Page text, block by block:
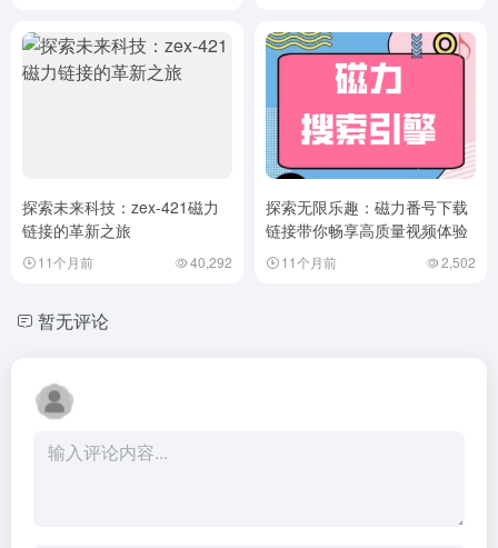
探索未来科技：zex-421磁力
链接的革新之旅
11个月前 40,292
探索无限乐趣：磁力番号下载
链接带你畅享高质量视频体验
11个月前 2,502
暂无评论